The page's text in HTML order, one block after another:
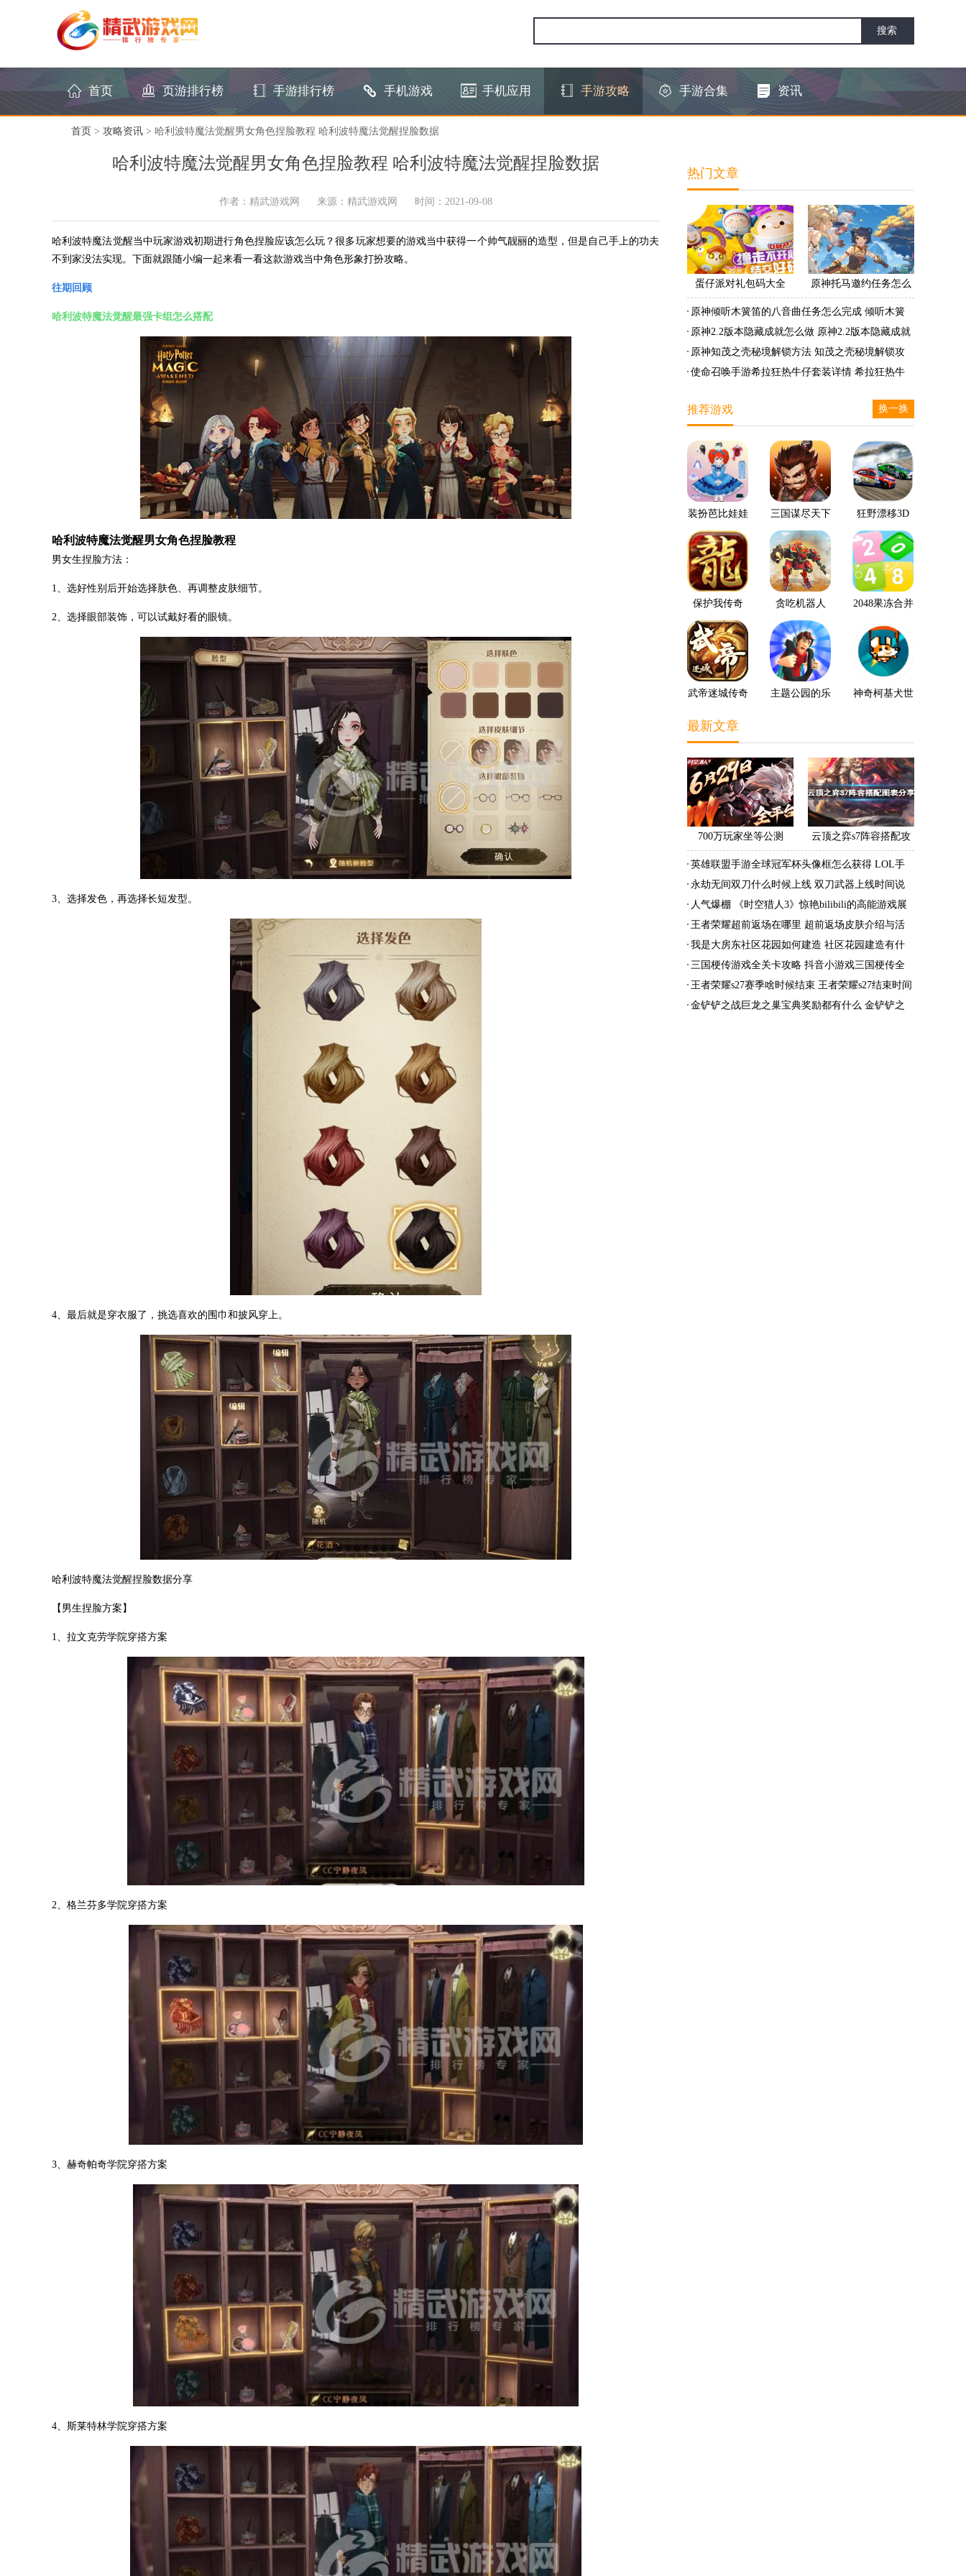
首页 页游排行榜 手游排行榜 手机游戏 手机应用 手游攻略 手游合集 资讯
首页 > 攻略资讯 > 哈利波特魔法觉醒男女角色捏脸教程 哈利波特魔法觉醒捏脸数据
哈利波特魔法觉醒男女角色捏脸教程 哈利波特魔法觉醒捏脸数据
作者：精武游戏网 来源：精武游戏网 时间：2021-09-08
哈利波特魔法觉醒当中玩家游戏初期进行角色捏脸应该怎么玩？很多玩家想要的游戏当中获得一个帅气靓丽的造型，但是自己手上的功夫
不到家没法实现。下面就跟随小编一起来看一看这款游戏当中角色形象打扮攻略。
往期回顾
哈利波特魔法觉醒最强卡组怎么搭配
哈利波特魔法觉醒男女角色捏脸教程
男女生捏脸方法：
1、选好性别后开始选择肤色、再调整皮肤细节。
2、选择眼部装饰，可以试戴好看的眼镜。
3、选择发色，再选择长短发型。
4、最后就是穿衣服了，挑选喜欢的围巾和披风穿上。
哈利波特魔法觉醒捏脸数据分享
【男生捏脸方案】
1、拉文克劳学院穿搭方案
2、格兰芬多学院穿搭方案
3、赫奇帕奇学院穿搭方案
4、斯莱特林学院穿搭方案
热门文章
蛋仔派对礼包码大全
2022 蛋仔派对礼包码怎
么兑换
原神托马邀约任务怎么
做 原神托马邀约任务怎
么完成
原神倾听木簧笛的八音曲任务怎么完成 倾听木簧
笛的八音曲任务攻略
原神2.2版本隐藏成就怎么做 原神2.2版本隐藏成就
有哪些
原神知茂之壳秘境解锁方法 知茂之壳秘境解锁攻
略使命召唤手游希拉狂热牛仔套装详情 希拉狂热牛
推荐游戏 换一换
装扮芭比娃娃 三国谋尽天下 狂野漂移3D
保护我传奇 贪吃机器人 2048果冻合并
武帝迷城传奇
主题公园的乐
神奇柯基犬世
最新文章
700万玩家坐等公测
《时空猎人3》老玩家加
云顶之弈s7阵容搭配攻
略 s7最强阵容搭配组成
大全最新
英雄联盟手游全球冠军杯头像框怎么获得 LOL手
游2022全球冠军杯头像框领取活动
永劫无间双刀什么时候上线 双刀武器上线时间说
明与分享
人气爆棚 《时空猎人3》惊艳bilibili的高能游戏展
发布会
王者荣耀超前返场在哪里 超前返场皮肤介绍与活
动一览
我是大房东社区花园如何建造 社区花园建造有什
么条件
三国梗传游戏全关卡攻略 抖音小游戏三国梗传全
结局一览
王者荣耀s27赛季啥时候结束 王者荣耀s27结束时间
金铲铲之战巨龙之巢宝典奖励都有什么 金铲铲之